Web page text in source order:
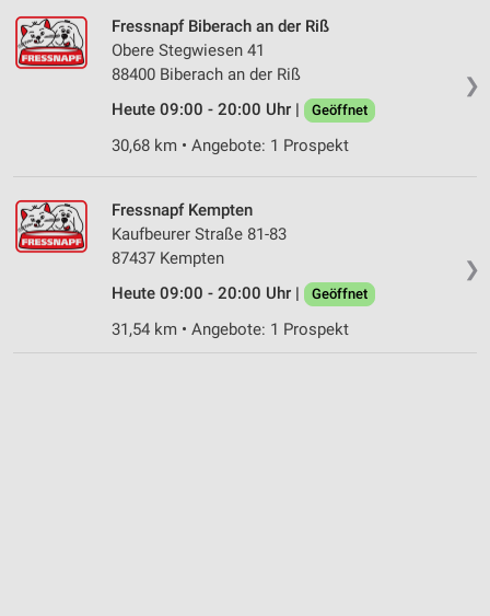
❯
Fressnapf Biberach an der Riß
Obere Stegwiesen 41
88400 Biberach an der Riß
Heute 09:00 - 20:00 Uhr |
Geöffnet
30,68 km • Angebote: 1 Prospekt
❯
Fressnapf Kempten
Kaufbeurer Straße 81-83
87437 Kempten
Heute 09:00 - 20:00 Uhr |
Geöffnet
31,54 km • Angebote: 1 Prospekt
Nicht-IAB-Verarbeitungszwecke:
Notwendig
Performance